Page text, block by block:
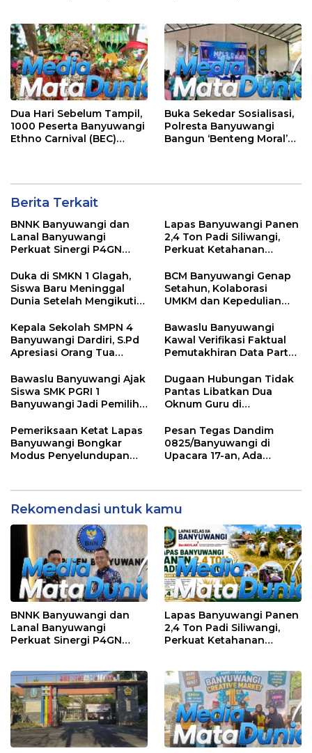
Prajurit
Dua Hari Sebelum Tampil,
1000 Peserta Banyuwangi
Ethno Carnival (BEC)
Buka Sekedar Sosialisasi,
Polresta Banyuwangi
Bangun ‘Benteng Moral’
Berita Terkait
BNNK Banyuwangi dan
Lanal Banyuwangi
Perkuat Sinergi P4GN
Lapas Banyuwangi Panen
2,4 Ton Padi Siliwangi,
Perkuat Ketahanan
Duka di SMKN 1 Glagah,
Siswa Baru Meninggal
Dunia Setelah Mengikuti
BCM Banyuwangi Genap
Setahun, Kolaborasi
UMKM dan Kepedulian
Anniversary
Kepala Sekolah SMPN 4
Banyuwangi Dardiri, S.Pd
Apresiasi Orang Tua
Pagi Sambut Siswa di
Depan Gerbang Sekolah
Bawaslu Banyuwangi
Kawal Verifikasi Faktual
Pemutakhiran Data Partai
Bawaslu Banyuwangi Ajak
Siswa SMK PGRI 1
Banyuwangi Jadi Pemilih
Dugaan Hubungan Tidak
Pantas Libatkan Dua
Oknum Guru di
Menunggu Klarifikasi
Pemeriksaan Ketat Lapas
Banyuwangi Bongkar
Modus Penyelundupan
Pesan Tegas Dandim
0825/Banyuwangi di
Upacara 17-an, Ada
Prajurit
Rekomendasi untuk kamu
BNNK Banyuwangi dan
Lanal Banyuwangi
Perkuat Sinergi P4GN
Lapas Banyuwangi Panen
2,4 Ton Padi Siliwangi,
Perkuat Ketahanan